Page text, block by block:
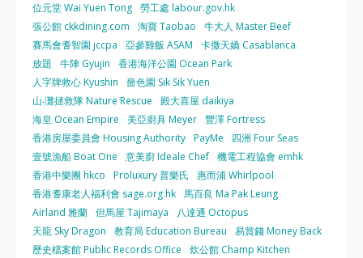
位元堂 Wai Yuen Tong 勞工處 labour.gov.hk
張公館 ckkdining.com
淘寶 Taobao
牛大人 Master Beef
賽馬會耆智園 jccpa
亞參雞飯 ASAM
卡撒天嬌 Casablanca
放題
牛陣 Gyujin
香港海洋公園 Ocean Park
人字牌救心 Kyushin
嗇色園 Sik Sik Yuen
山‧灘拯救隊 Nature Rescue
殿大喜屋 daikiya
海皇 Ocean Empire
美亞廚具 Meyer 豐澤 Fortress
香港房屋委員會 Housing Authority PayMe
四洲 Four Seas
壹號漁船 Boat One
意美廚 Ideale Chef 機電工程協會 emhk
香港中樂團 hkco
Proluxury 普樂氏
惠而浦 Whirlpool
香港耆康老人福利會 sage.org.hk 馬百良 Ma Pak Leung
Airland 雅蘭 但馬屋 Tajimaya
八達通 Octopus
天龍 Sky Dragon
教育局 Education Bureau
易賞錢 Money Back
歷史檔案館 Public Records Office
炊公館 Champ Kitchen